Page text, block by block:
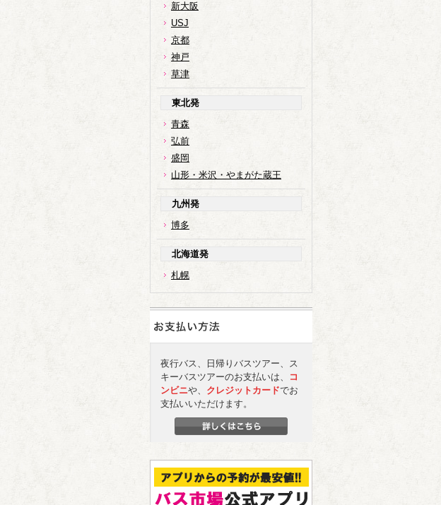
新大阪
USJ
京都
神戸
草津
東北発
青森
弘前
盛岡
山形・米沢・やまがた蔵王
九州発
博多
北海道発
札幌
夜行バス、日帰りバスツアー、ス
キーバスツアーのお支払いは、
コ
ンビニや、 クレジットカードでお
支払いいただけます。